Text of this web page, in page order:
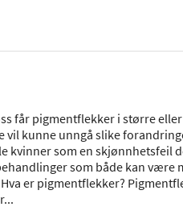
får pigmentflekker i større
vil kunne unngå slike
kvinner som en skjønnhetsfeil
som både kan være
er pigmentflekker?